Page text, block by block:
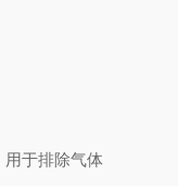
用于排除气体